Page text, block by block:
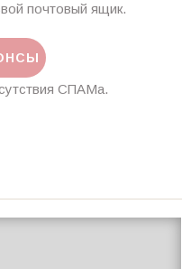
почтовый ящик.
СПАМа.